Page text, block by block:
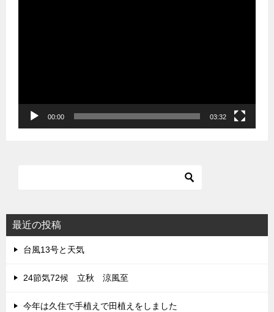
00:00 03:32
最近の投稿
台風13号と天気
24節気72候 立秋 涼風至
今年は久住で手植えで田植えをしました